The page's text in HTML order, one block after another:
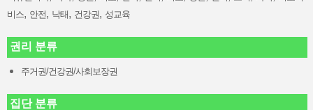
비스, 안전, 낙태, 건강권, 성교육
권리 분류
주거권/건강권/사회보장권
집단 분류